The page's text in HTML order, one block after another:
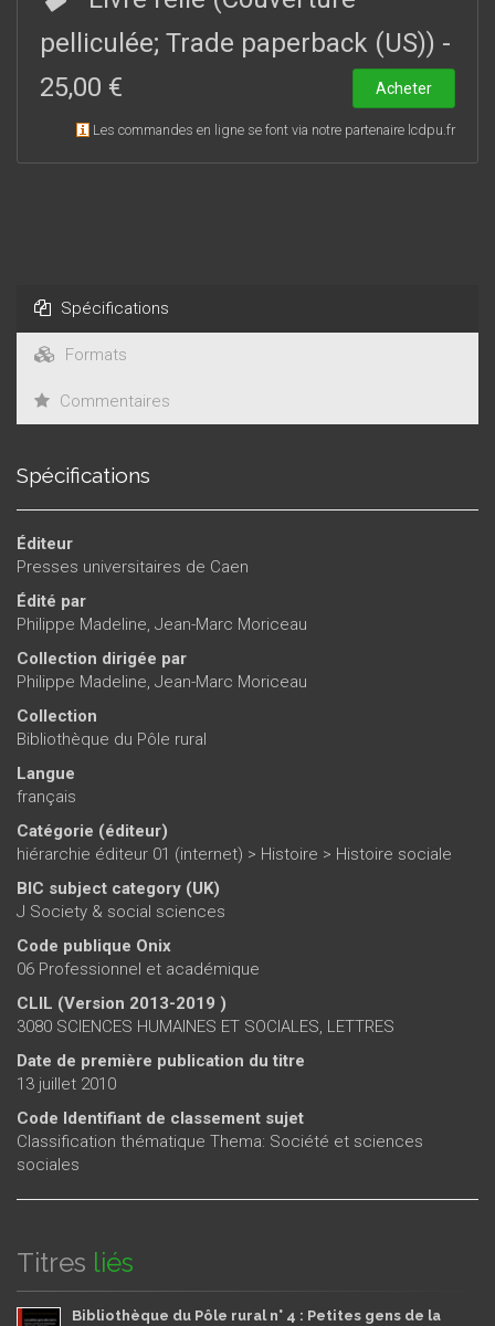
pelliculée; Trade paperback (US)) -
25,00 €
Acheter
Les commandes en ligne se font via notre partenaire lcdpu.fr
Spécifications
Formats
Commentaires
Spécifications
Éditeur
Presses universitaires de Caen
Édité par
Philippe Madeline, Jean-Marc Moriceau
Collection dirigée par
Philippe Madeline, Jean-Marc Moriceau
Collection
Bibliothèque du Pôle rural
Langue
français
Catégorie (éditeur)
hiérarchie éditeur 01 (internet) > Histoire > Histoire sociale
BIC subject category (UK)
J Society & social sciences
Code publique Onix
06 Professionnel et académique
CLIL (Version 2013-2019 )
3080 SCIENCES HUMAINES ET SOCIALES, LETTRES
Date de première publication du titre
13 juillet 2010
Code Identifiant de classement sujet
Classification thématique Thema: Société et sciences
sociales
Titres liés
Bibliothèque du Pôle rural n° 4 : Petites gens de la